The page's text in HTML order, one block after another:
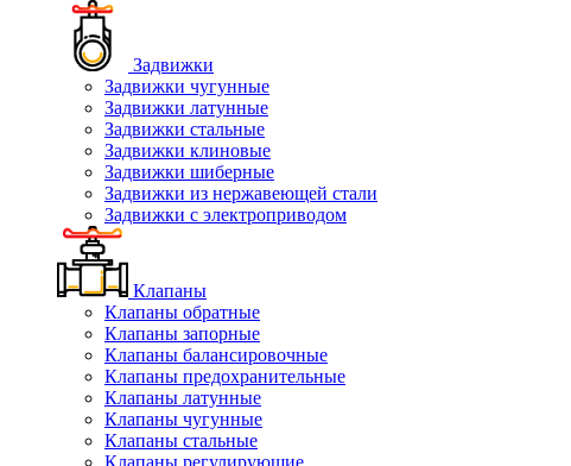
Задвижки
Задвижки чугунные
Задвижки латунные
Задвижки стальные
Задвижки клиновые
Задвижки шиберные
Задвижки из нержавеющей стали
Задвижки с электроприводом
Клапаны
Клапаны обратные
Клапаны запорные
Клапаны балансировочные
Клапаны предохранительные
Клапаны латунные
Клапаны чугунные
Клапаны стальные
Клапаны регулирующие